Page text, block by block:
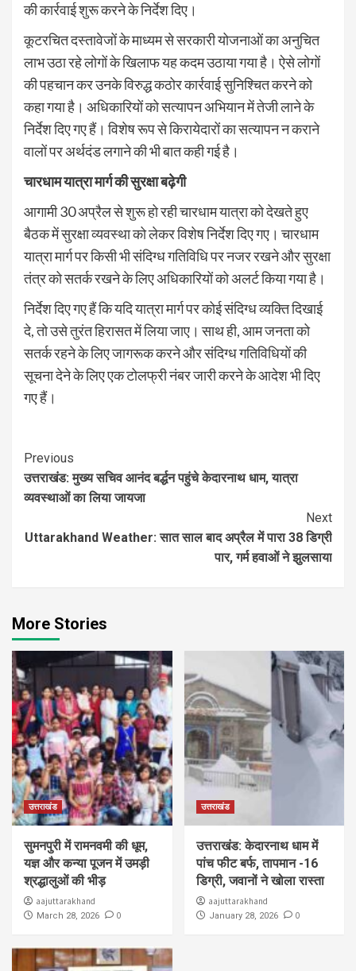
की कार्रवाई शुरू करने के निर्देश दिए।
कूटरचित दस्तावेजों के माध्यम से सरकारी योजनाओं का अनुचित
लाभ उठा रहे लोगों के खिलाफ यह कदम उठाया गया है। ऐसे लोगों
की पहचान कर उनके विरुद्ध कठोर कार्रवाई सुनिश्चित करने को
कहा गया है। अधिकारियों को सत्यापन अभियान में तेजी लाने के
निर्देश दिए गए हैं। विशेष रूप से किरायेदारों का सत्यापन न कराने
वालों पर अर्थदंड लगाने की भी बात कही गई है।
चारधाम यात्रा मार्ग की सुरक्षा बढ़ेगी
आगामी 30 अप्रैल से शुरू हो रही चारधाम यात्रा को देखते हुए
बैठक में सुरक्षा व्यवस्था को लेकर विशेष निर्देश दिए गए। चारधाम
यात्रा मार्ग पर किसी भी संदिग्ध गतिविधि पर नजर रखने और सुरक्षा
तंत्र को सतर्क रखने के लिए अधिकारियों को अलर्ट किया गया है।
निर्देश दिए गए हैं कि यदि यात्रा मार्ग पर कोई संदिग्ध व्यक्ति दिखाई
दे, तो उसे तुरंत हिरासत में लिया जाए। साथ ही, आम जनता को
सतर्क रहने के लिए जागरूक करने और संदिग्ध गतिविधियों की
सूचना देने के लिए एक टोलफ्री नंबर जारी करने के आदेश भी दिए
गए हैं।
Continue
Reading
Previous
उत्तराखंड: मुख्य सचिव आनंद बर्द्धन पहुंचे केदारनाथ धाम, यात्रा
व्यवस्थाओं का लिया जायजा
Next
Uttarakhand Weather: सात साल बाद अप्रैल में पारा 38 डिग्री
पार, गर्म हवाओं ने झुलसाया
More Stories
उत्तराखंड
सुमनपुरी में रामनवमी की धूम,
यज्ञ और कन्या पूजन में उमड़ी
श्रद्धालुओं की भीड़
aajuttarakhand
March 28, 2026 0
उत्तराखंड
उत्तराखंड: केदारनाथ धाम में
पांच फीट बर्फ, तापमान -16
डिग्री, जवानों ने खोला रास्ता
aajuttarakhand
January 28, 2026 0